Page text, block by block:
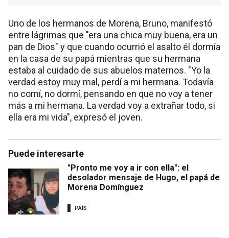
Uno de los hermanos de Morena, Bruno, manifestó
entre lágrimas que "era una chica muy buena, era un
pan de Dios" y que cuando ocurrió el asalto él dormía
en la casa de su papá mientras que su hermana
estaba al cuidado de sus abuelos maternos. "Yo la
verdad estoy muy mal, perdí a mi hermana. Todavía
no comí, no dormí, pensando en que no voy a tener
más a mi hermana. La verdad voy a extrañar todo, si
ella era mi vida", expresó el joven.
Puede interesarte
"Pronto me voy a ir con ella": el
desolador mensaje de Hugo, el papá de
Morena Domínguez
PAÍS